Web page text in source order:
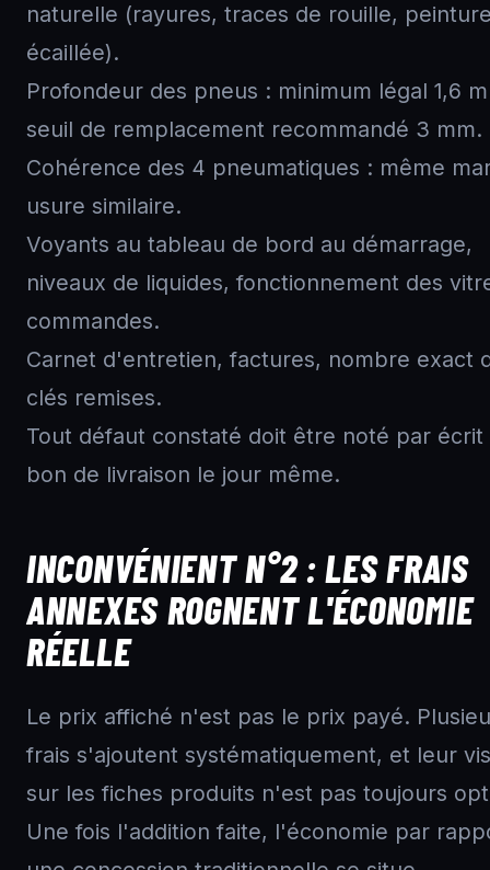
naturelle (rayures, traces de rouille,
écaillée).
Profondeur des pneus : minimum légal 1,6
seuil de remplacement recommandé 3 mm.
Cohérence des 4 pneumatiques : même
usure similaire.
Voyants au tableau de bord au démarrage,
niveaux de liquides, fonctionnement des
commandes.
Carnet d'entretien, factures, nombre exact
clés remises.
Tout défaut constaté doit être noté par écrit
bon de livraison le jour même.
INCONVÉNIENT N°2 : LES FRAIS
ANNEXES ROGNENT L'ÉCONOMIE
RÉELLE
Le prix affiché n'est pas le prix payé.
frais s'ajoutent systématiquement, et leur
sur les fiches produits n'est pas toujours
Une fois l'addition faite, l'économie par